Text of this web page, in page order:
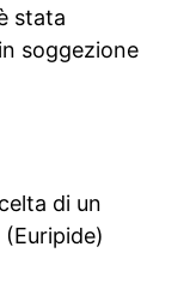
stata
soggezione
di un